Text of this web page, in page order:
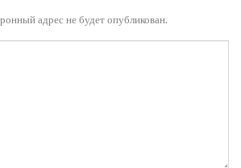
адрес не будет опубликован.